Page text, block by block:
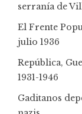
serranía de
El Frente
julio 1936
República,
1931-1946
Gaditanos